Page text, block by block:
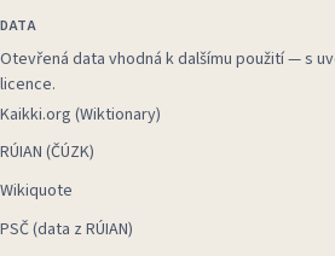
DATA
Otevřená data vhodná k dalšímu použití — s
licence.
Kaikki.org (Wiktionary)
RÚIAN (ČÚZK)
Wikiquote
PSČ (data z RÚIAN)